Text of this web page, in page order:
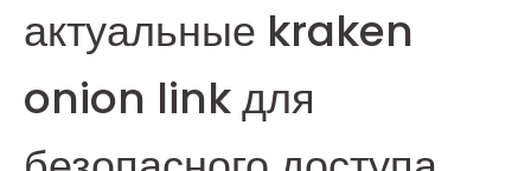
актуальные kraken
onion link для